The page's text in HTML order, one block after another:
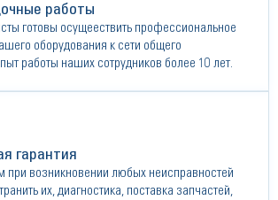
работы
готовы осущеествить профессиональное
оборудования к сети общего
работы наших сотрудников более 10 лет.
гарантия
при возникновении любых неисправностей
их, диагностика, поставка запчастей,